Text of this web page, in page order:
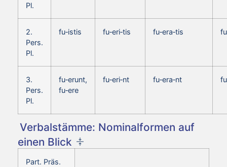
Pl.
2.
Pers.
Pl.
fu‑istis fu‑eri‑tis fu‑era‑tis
3.
Pers.
Pl.
fu‑erunt,
fu‑ere
fu‑eri‑nt fu‑era‑nt
Verbalstämme: Nominalformen auf
einen Blick
Part. Präs.